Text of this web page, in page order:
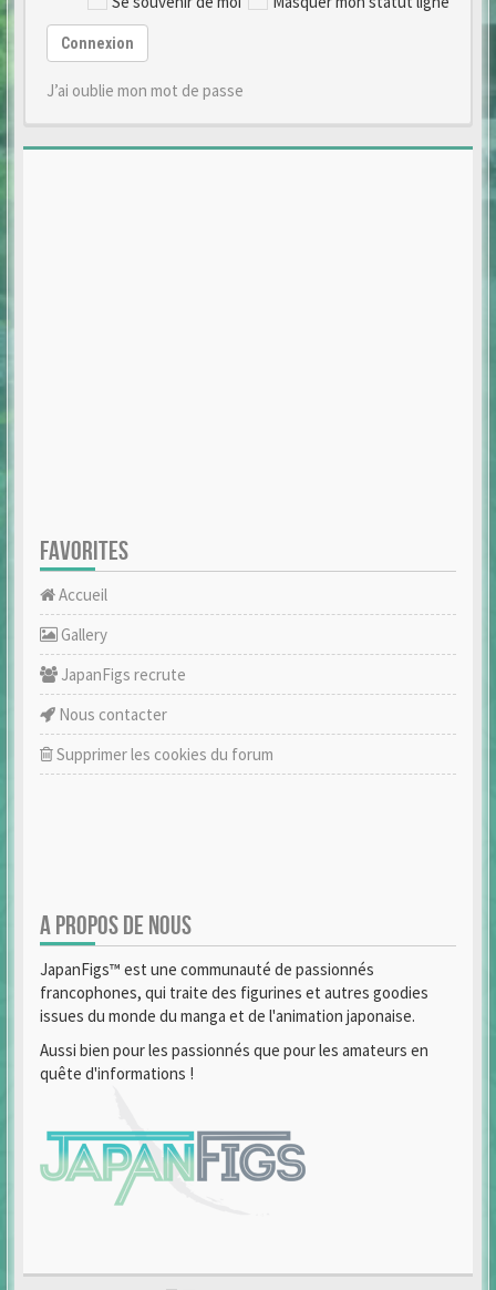
Connexion
J’ai oublie mon mot de passe
FAVORITES
Accueil
Gallery
JapanFigs recrute
Nous contacter
Supprimer les cookies du forum
A PROPOS DE NOUS
JapanFigs™ est une communauté de passionnés
francophones, qui traite des figurines et autres goodies
issues du monde du manga et de l'animation japonaise.
Aussi bien pour les passionnés que pour les amateurs en
quête d'informations !